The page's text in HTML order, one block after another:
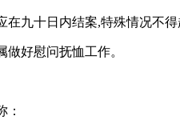
在九十日内结案,特殊情况不
好慰问抚恤工作。
：